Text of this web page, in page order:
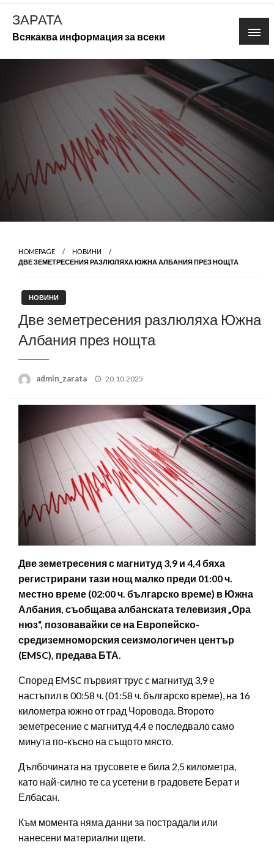
Skip
content
ЗАРАТА
Всякаква информация за всеки
HOMEPAGE
НОВИНИ
ДВЕ ЗЕМЕТРЕСЕНИЯ РАЗЛЮЛЯХА ЮЖНА АЛБАНИЯ ПРЕЗ НОЩТА
НОВИНИ
Две земетресения разлюляха Южна
Албания през нощта
admin_zarata
Posted
20.10.2025
Две земетресения с магнитуд 3,9 и 4,4 бяха
регистрирани тази нощ малко преди 01:00 ч.
местно време (02:00 ч. българско време) в Южна
Албания, съобщава албанската телевизия „Ора
нюз“, позовавайки се на Европейско-
средиземноморския сеизмологичен център
(EMSC), предава БТА.
Според EMSC първият трус с магнитуд 3,9 е
настъпил в 00:58 ч. (01:58 ч. българско време), на 16
километра южно от град Чоровода. Второто
земетресение с магнитуд 4,4 е последвало само
минута по-късно на същото място.
Дълбочината на трусовете е била 2,5 километра,
като най-силно те са усетени в градовете Берат и
Елбасан.
Към момента няма данни за пострадали или
нанесени материални щети.